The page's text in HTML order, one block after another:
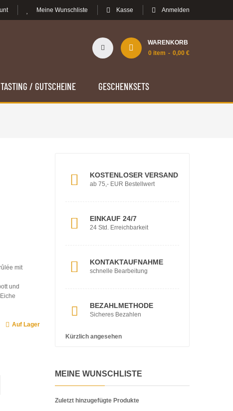
Meine Wunschliste Kasse Anmelden
WARENKORB
0 item 0,00 €
TASTING / GUTSCHEINE GESCHENKSETS
mit
und
Auf Lager
KOSTENLOSER VERSAND
ab 75,- EUR Bestellwert
EINKAUF 24/7
24 Std. Erreichbarkeit
KONTAKTAUFNAHME
schnelle Bearbeitung
BEZAHLMETHODE
Sicheres Bezahlen
Kürzlich angesehen
MEINE WUNSCHLISTE
Zuletzt hinzugefügte Produkte